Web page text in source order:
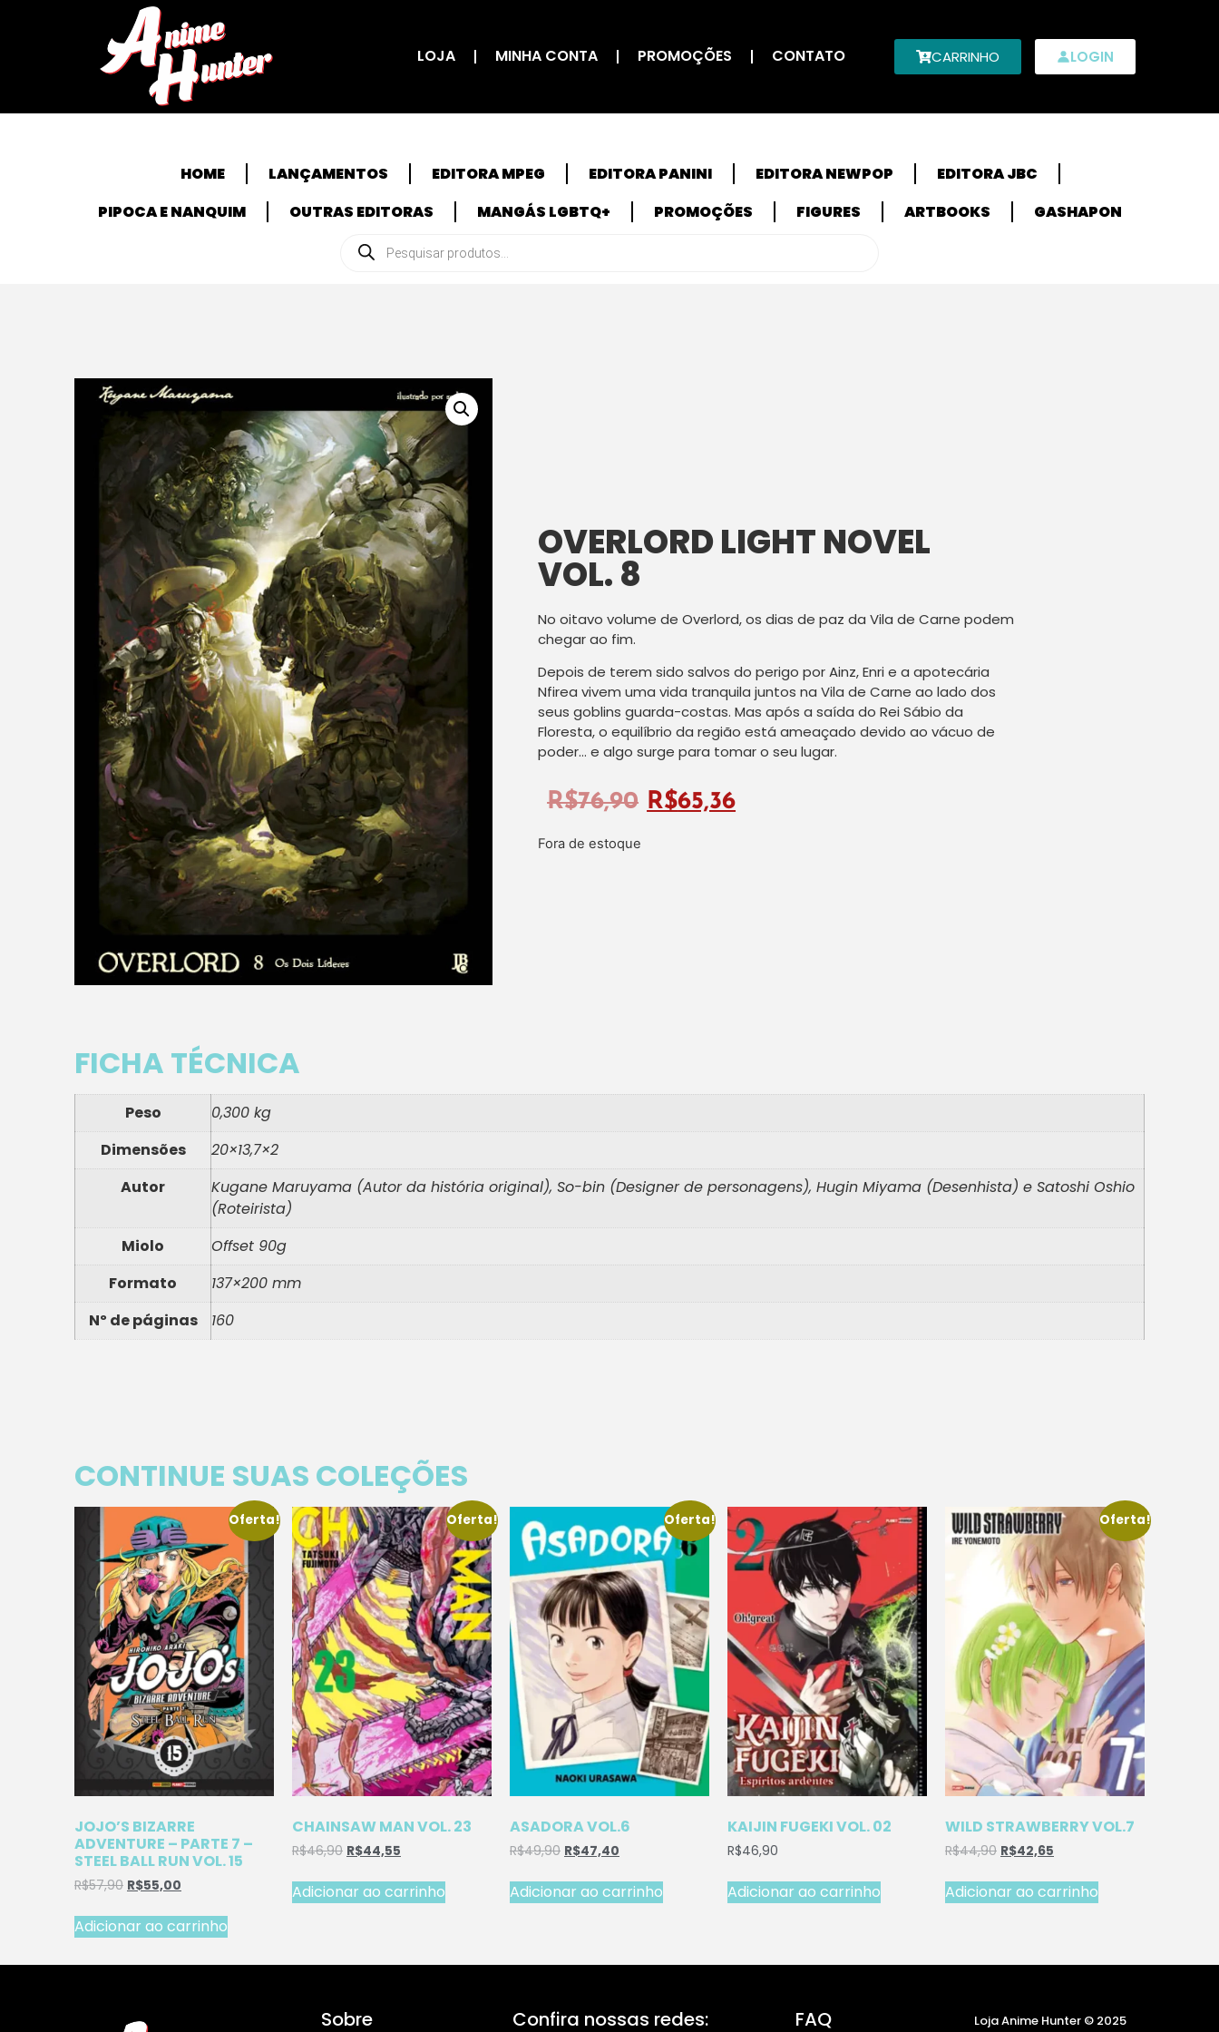
LOJA MINHA CONTA PROMOÇÕES CONTATO CARRINHO LOGIN
HOME LANÇAMENTOS EDITORA MPEG EDITORA PANINI EDITORA NEWPOP
EDITORA JBC
PIPOCA E NANQUIM
OUTRAS EDITORAS MANGÁS LGBTQ+ PROMOÇÕES FIGURES ARTBOOKS GASHAPON
OVERLORD LIGHT NOVEL
VOL. 8
No oitavo volume de Overlord, os dias de paz da Vila de Carne podem
chegar ao fim.
Depois de terem sido salvos do perigo por Ainz, Enri e a apotecária
Nfirea vivem uma vida tranquila juntos na Vila de Carne ao lado dos
seus goblins guarda-costas. Mas após a saída do Rei Sábio da
Floresta, o equilíbrio da região está ameaçado devido ao vácuo de
poder… e algo surge para tomar o seu lugar.
R$76,90 R$65,36
Fora de estoque
FICHA TÉCNICA
Peso
0,300 kg
Dimensões
20×13,7×2
Autor
Kugane Maruyama (Autor da história original), So-bin (Designer de personagens), Hugin Miyama (Desenhista) e Satoshi Oshio
(Roteirista)
Miolo
Offset 90g
Formato
137×200 mm
Nº de páginas
160
CONTINUE SUAS COLEÇÕES
Oferta!
JOJO’S BIZARRE
ADVENTURE – PARTE 7 –
STEEL BALL RUN VOL. 15
R$57,90 R$55,00
Adicionar ao carrinho
Oferta!
CHAINSAW MAN VOL. 23
R$46,90 R$44,55
Adicionar ao carrinho
Oferta!
ASADORA VOL.6
R$49,90 R$47,40
Adicionar ao carrinho
KAIJIN FUGEKI VOL. 02
R$46,90
Adicionar ao carrinho
Oferta!
WILD STRAWBERRY VOL.7
R$44,90 R$42,65
Adicionar ao carrinho
Sobre Confira nossas redes: FAQ Loja Anime Hunter © 2025